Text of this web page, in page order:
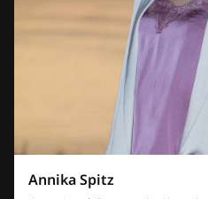
Annika Spitz